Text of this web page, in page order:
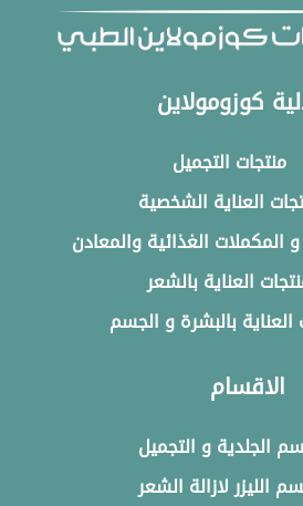
كوزومولاين
منتجات التجميل
العناية الشخصية
و المكملات الغذائية والمعادن
العناية بالشعر
العناية بالبشرة و الجسم
الاقسام
الجلدية و التجميل
الليزر لازالة الشعر